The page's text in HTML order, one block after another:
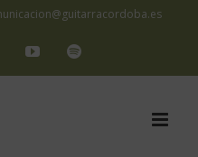
YouTubeSpotify